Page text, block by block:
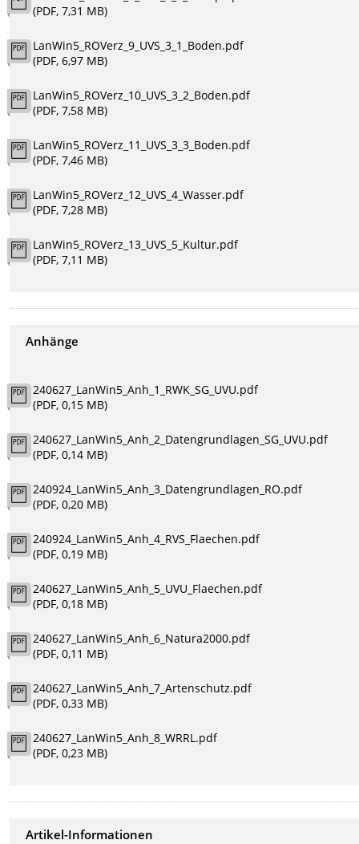
(PDF, 7,31 MB)
LanWin5_ROVerz_9_UVS_3_1_Boden.pdf
(PDF, 6,97 MB)
LanWin5_ROVerz_10_UVS_3_2_Boden.pdf
(PDF, 7,58 MB)
LanWin5_ROVerz_11_UVS_3_3_Boden.pdf
(PDF, 7,46 MB)
LanWin5_ROVerz_12_UVS_4_Wasser.pdf
(PDF, 7,28 MB)
LanWin5_ROVerz_13_UVS_5_Kultur.pdf
(PDF, 7,11 MB)
Anhänge
240627_LanWin5_Anh_1_RWK_SG_UVU.pdf
(PDF, 0,15 MB)
240627_LanWin5_Anh_2_Datengrundlagen_SG_UVU.pdf
(PDF, 0,14 MB)
240924_LanWin5_Anh_3_Datengrundlagen_RO.pdf
(PDF, 0,20 MB)
240924_LanWin5_Anh_4_RVS_Flaechen.pdf
(PDF, 0,19 MB)
240627_LanWin5_Anh_5_UVU_Flaechen.pdf
(PDF, 0,18 MB)
240627_LanWin5_Anh_6_Natura2000.pdf
(PDF, 0,11 MB)
240627_LanWin5_Anh_7_Artenschutz.pdf
(PDF, 0,33 MB)
240627_LanWin5_Anh_8_WRRL.pdf
(PDF, 0,23 MB)
Artikel-Informationen